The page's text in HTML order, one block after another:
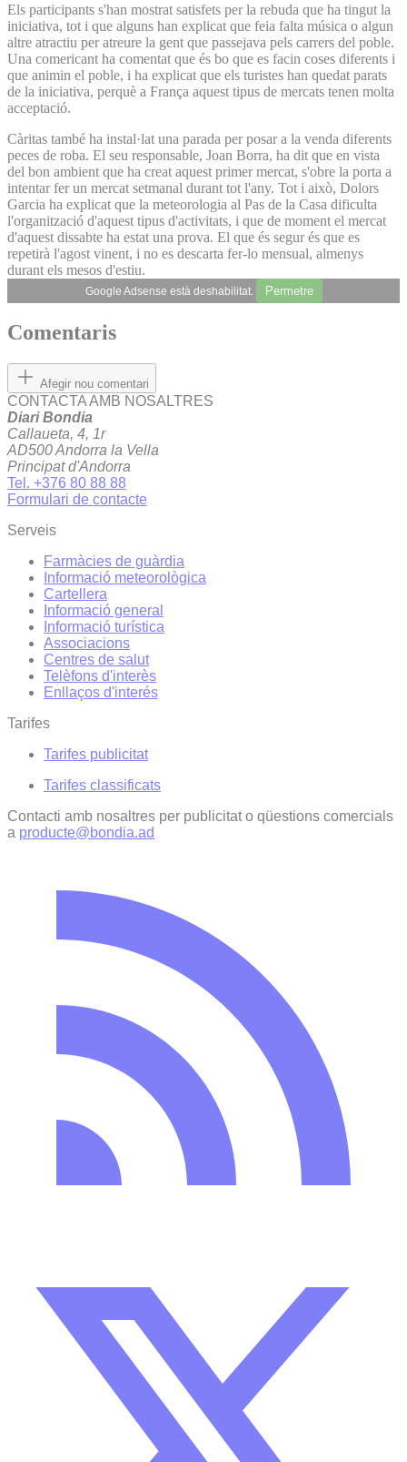
Els participants s'han mostrat satisfets per la rebuda que ha tingut la
iniciativa, tot i que alguns han explicat que feia falta música o algun
altre atractiu per atreure la gent que passejava pels carrers del poble.
Una comericant ha comentat que és bo que es facin coses diferents i
que animin el poble, i ha explicat que els turistes han quedat parats
de la iniciativa, perquè a França aquest tipus de mercats tenen molta
acceptació.
Càritas també ha instal·lat una parada per posar a la venda diferents
peces de roba. El seu responsable, Joan Borra, ha dit que en vista
del bon ambient que ha creat aquest primer mercat, s'obre la porta a
intentar fer un mercat setmanal durant tot l'any. Tot i això, Dolors
Garcia ha explicat que la meteorologia al Pas de la Casa dificulta
l'organització d'aquest tipus d'activitats, i que de moment el mercat
d'aquest dissabte ha estat una prova. El que és segur és que es
repetirà l'agost vinent, i no es descarta fer-lo mensual, almenys
durant els mesos d'estiu.
Google Adsense està deshabilitat. Permetre
Comentaris
Afegir nou comentari
CONTACTA AMB NOSALTRES
Diari Bondia
Callaueta, 4, 1r
AD500 Andorra la Vella
Principat d'Andorra
Tel. +376 80 88 88
Formulari de contacte
Serveis
Farmàcies de guàrdia
Informació meteorològica
Cartellera
Informació general
Informació turística
Associacions
Centres de salut
Telèfons d'interès
Enllaços d'interés
Tarifes
Tarifes publicitat
Tarifes classificats
Contacti amb nosaltres per publicitat o qüestions comercials
a producte@bondia.ad